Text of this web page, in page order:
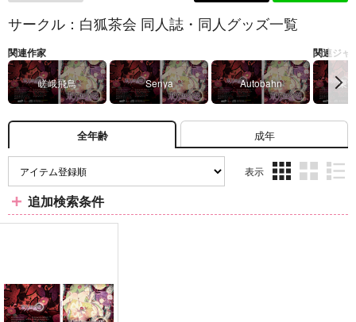
サークル：白狐茶会 同人誌・同人グッズ一覧
関連作家
嵯峨飛鳥 Senya Autobahn
関連ジャ
東
全年齢 成年
表示
ム
ム
ム
追加検索条件